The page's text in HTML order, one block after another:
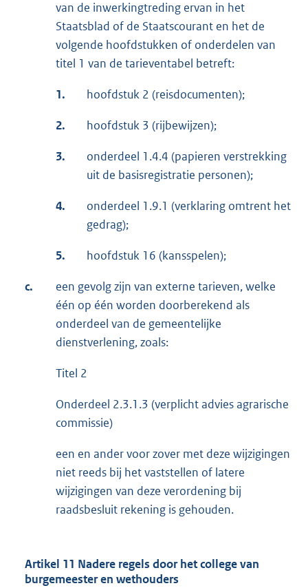
van de inwerkingtreding ervan in het
Staatsblad of de Staatscourant en het de
volgende hoofdstukken of onderdelen van
titel 1 van de tarieventabel betreft:
1. hoofdstuk 2 (reisdocumenten);
2. hoofdstuk 3 (rijbewijzen);
3.
onderdeel 1.4.4 (papieren verstrekking
uit de basisregistratie personen);
4.
onderdeel 1.9.1 (verklaring omtrent het
gedrag);
5. hoofdstuk 16 (kansspelen);
c.
een gevolg zijn van externe tarieven, welke
één op één worden doorberekend als
onderdeel van de gemeentelijke
dienstverlening, zoals:
Titel 2
Onderdeel 2.3.1.3 (verplicht advies agrarische
commissie)
een en ander voor zover met deze wijzigingen
niet reeds bij het vaststellen of latere
wijzigingen van deze verordening bij
raadsbesluit rekening is gehouden.
Artikel 11 Nadere regels door het college van
burgemeester en wethouders